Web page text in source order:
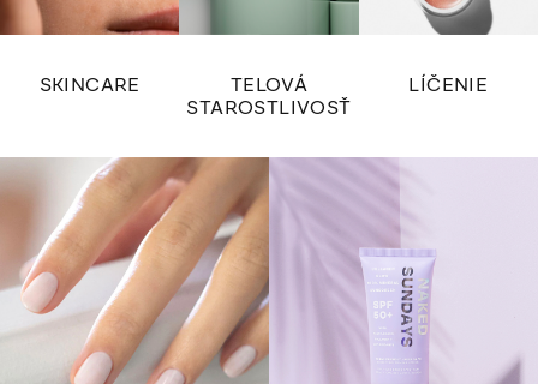
r
v
k
v
i
s
u
SKINCARE
TELOVÁ
STAROSTLIVOSŤ
LÍČENIE